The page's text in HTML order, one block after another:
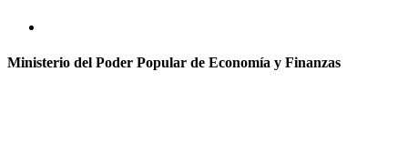
Ministerio del Poder Popular de Economía y Finanzas